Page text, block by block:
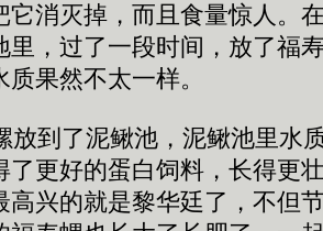
它消灭掉，而且食量惊人。
里，过了一段时间，放了福
果然不太一样。
到了泥鳅池，泥鳅池里水
了更好的蛋白饲料，长得更
高兴的就是黎华廷了，不但